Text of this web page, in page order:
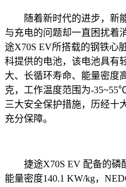
随着新时代的进步，新能
与充电的问题却一直困扰着
途X70S EV所搭载的钢铁心
科提供的电池，该电池具有
大、长循环寿命、能量密度
克，工作温度范围为-
三大安全保护措施，历经十
充分保障。
捷途X70S EV 配备的磷
能量密度140.1 KW/kg，